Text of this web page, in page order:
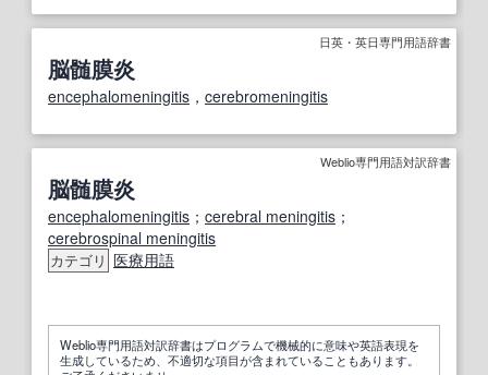
日英・英日専門用語辞書
脳髄膜炎
encephalomeningitis ， cerebromeningitis
Weblio専門用語対訳辞書
脳髄膜炎
encephalomeningitis ； cerebral meningitis ；
cerebrospinal meningitis
カテゴリ 医療用語
Weblio専門用語対訳辞書はプログラムで機械的に意味や英語表現を
生成しているため、不適切な項目が含まれていることもあります。